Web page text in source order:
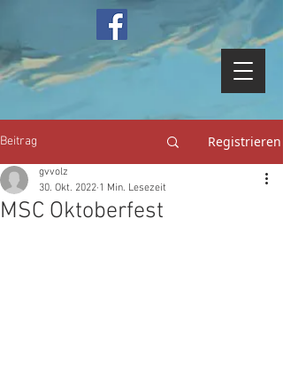
Beitrag Registrieren
MSC Oktoberfest
gvvolz
30. Okt. 2022 1 Min. Lesezeit